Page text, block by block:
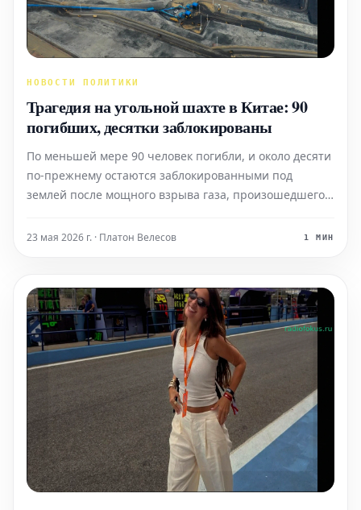
НОВОСТИ ПОЛИТИКИ
Трагедия на угольной шахте в Китае: 90
погибших, десятки заблокированы
По меньшей мере 90 человек погибли, и около десяти
по-прежнему остаются заблокированными под
землей после мощного взрыва газа, произошедшего в
северной части Китая. В момент аварии на шахте
23 мая 2026 г. · Платон Велесов 1 МИН